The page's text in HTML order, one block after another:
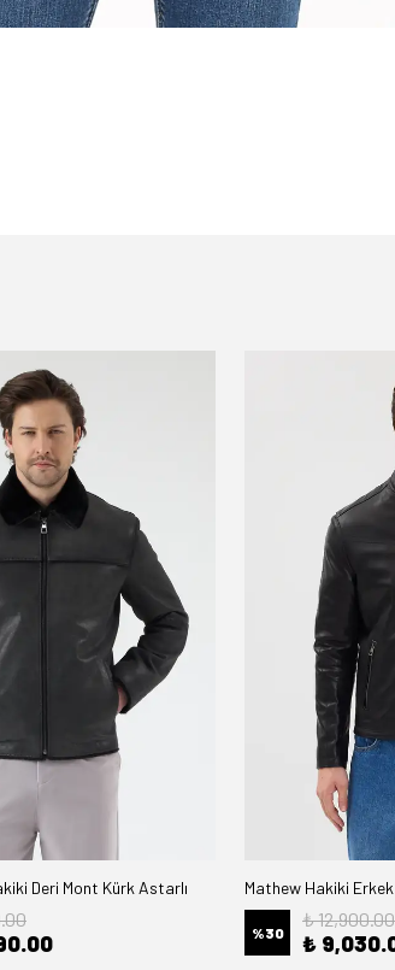
Deri Mont Kürk Astarlı Mathew Hakiki
%30
₺ 12,900.00
₺